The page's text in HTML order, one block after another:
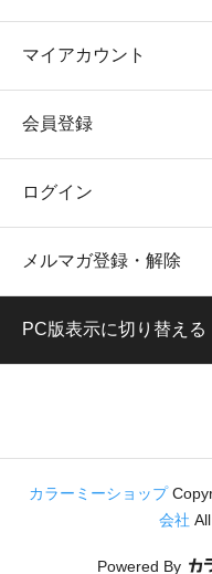
マイアカウント
会員登録
ログイン
メルマガ登録・解除
PC版表示に切り替える
カラーミーショップ
会社
Powered By